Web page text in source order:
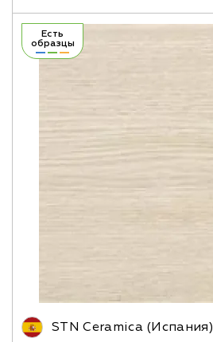
Есть
образцы
STN Ceramica (Испания)